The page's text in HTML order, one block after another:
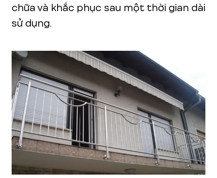
chữa và khắc phục sau một thời gian dài
sử dụng.